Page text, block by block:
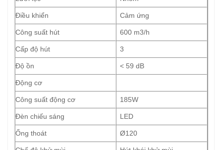
Điều khiển Cảm ứng
Công suất hút 600 m3/h
Cấp độ hút 3
Độ ồn < 59 dB
Động cơ
Công suất động cơ 185W
Đèn chiếu sáng LED
Ống thoát Ø120